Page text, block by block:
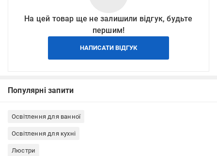
На цей товар ще не залишили відгук, будьте
першим!
НАПИСАТИ ВІДГУК
Популярні запити
Освітлення для ванної
Освітлення для кухні
Люстри